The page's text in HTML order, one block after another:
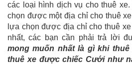
các loại hình dịch vụ cho thuê
chọn được một địa chỉ cho thuê
lựa chọn được địa chỉ cho thuê
nhất, các bạn cần phải trả lời
mong muốn nhất là gì khi
thuê xe được chiếc Cưới như